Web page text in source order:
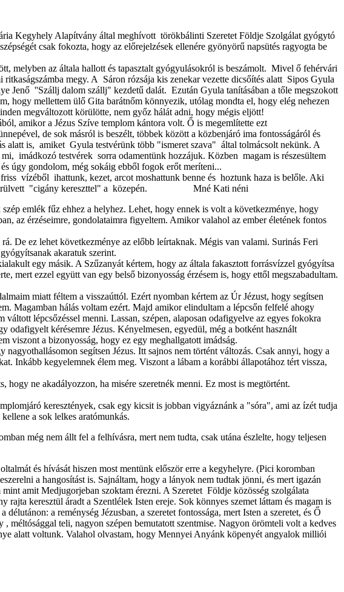
Kegyhely Alapítvány által meghívott törökbálinti Szeretet Földje Szolgálat gyógytó
csak fokozta, hogy az előrejelzések ellenére gyönyörű napsütés ragyogta be
melyben az általa hallott és tapasztalt gyógyulásokról is beszámolt. Mivel ő fehérvári
megy. A Sáron rózsája kis zenekar vezette dicsőítés alatt Sipos Gyula
Jenő ''Szállj dalom szállj" kezdetű dalát. Ezután Gyula tanításában a tőle megszokott
hogy mellettem ülő Gita barátnőm könnyezik, utólag mondta el, hogy elég nehezen
megváltozott körülötte, nem győz hálát adni, hogy mégis eljött!
amikor a Jézus Szíve templom kántora volt. Ő is megemlítette ezt
de sok másról is beszélt, többek között a közbenjáró ima fontosságáról és
alatt is, amiket Gyula testvérünk több "ismeret szava" által tolmácsolt nekünk. A
imádkozó testvérek sorra odamentünk hozzájuk. Közben magam is részesültem
úgy gondolom, még sokáig ebből fogok erőt meríteni...
vízéből ihattunk, kezet, arcot moshattunk benne és hoztunk haza is belőle. Aki
körülvett "cigány kereszttel" a közepén. Mné Kati néni
emlék fűz ehhez a helyhez. Lehet, hogy ennek is volt a következménye, hogy
az érzéseimre, gondolataimra figyeltem. Amikor valahol az ember életének fontos
De ez lehet következménye az előbb leírtaknak. Mégis van valami. Surinás Feri
akaratuk szerint.
egy másik. A Szűzanyát kértem, hogy az általa fakasztott forrásvízzel gyógyítsa
mert ezzel együtt van egy belső bizonyosság érzésem is, hogy ettől megszabadultam.
miatt féltem a visszaúttól. Ezért nyomban kértem az Úr Jézust, hogy segítsen
Magamban hálás voltam ezért. Majd amikor elindultam a lépcsőn felfelé ahogy
lépcsőzéssel menni. Lassan, szépen, alaposan odafigyelve az egyes fokokra
odafigyelt kérésemre Jézus. Kényelmesen, egyedül, még a botként használt
viszont a bizonyosság, hogy ez egy meghallgatott imádság.
segítsen Jézus. Itt sajnos nem történt változás. Csak annyi, hogy a
Inkább kegyelemnek élem meg. Viszont a lábam a korábbi állapotához tért vissza,
hogy ne akadályozzon, ha misére szeretnék menni. Ez most is megtörtént.
keresztények, csak egy kicsit is jobban vigyáznánk a "sóra", ami az ízét tudja
a sok lelkes aratómunkás.
még nem állt fel a felhívásra, mert nem tudta, csak utána észlelte, hogy teljesen
és hívását hiszen most mentünk először erre a kegyhelyre. (Pici koromban
a hangosítást is. Sajnáltam, hogy a lányok nem tudtak jönni, és mert igazán
amit Medjugorjeban szoktam érezni. A Szeretet Földje közösség szolgálata
keresztül áradt a Szentlélek Isten ereje. Sok könnyes szemet láttam és magam is
a reménység Jézusban, a szeretet fontossága, mert Isten a szeretet, és Ő
teli, nagyon szépen bemutatott szentmise. Nagyon örömteli volt a kedves
alatt voltunk. Valahol olvastam, hogy Mennyei Anyánk köpenyét angyalok milliói